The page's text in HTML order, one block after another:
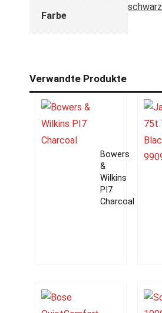
Farbe
schwarz
Verwandte Produkte
Bowers
&
Wilkins
PI7
Charcoal